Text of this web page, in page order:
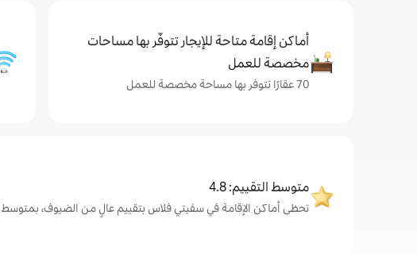
أماكن إقامة متاحة للإيجار تتوفّر بها مساحات
مخصصة للعمل
70 عقارًا تتوفر بها مساحة مخصصة للعمل
متوسط التقييم: 4.8
تحظى أماكن الإقامة في سفيتي فلاس بتقييم عالٍ من الضيوف، بمتوسط 4.8 من 5.